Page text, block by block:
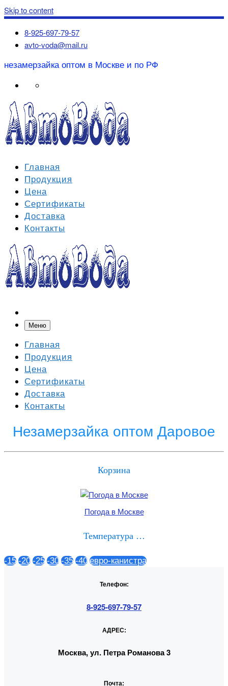
Skip to content
8-925-697-79-57
avto-voda@mail.ru
незамерзайка оптом в Москве и по РФ
Главная
Продукция
Цена
Сертификаты
Доставка
Контакты
Меню
Главная
Продукция
Цена
Сертификаты
Доставка
Контакты
Незамерзайка оптом Даровое
Корзина
Погода в Москве
Температура …
-15 -20 -25 -30 -35 -40 евро-канистра
Телефон:
8-925-697-79-57
АДРЕС:
Москва, ул. Петра Романова 3
Почта: